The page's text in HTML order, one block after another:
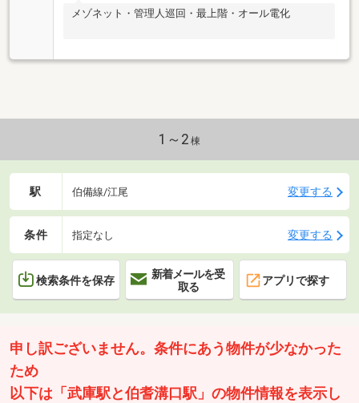
メゾネット・管理人巡回・最上階・オール電化
1～2 棟
駅 伯備線/江尾 変更する
条件 指定なし 変更する
検索条件を保存
新着メールを受
取る
アプリで探す
申し訳ございません。条件にあう物件が少なかった
ため
以下は「武庫駅と伯耆溝口駅」の物件情報を表示し